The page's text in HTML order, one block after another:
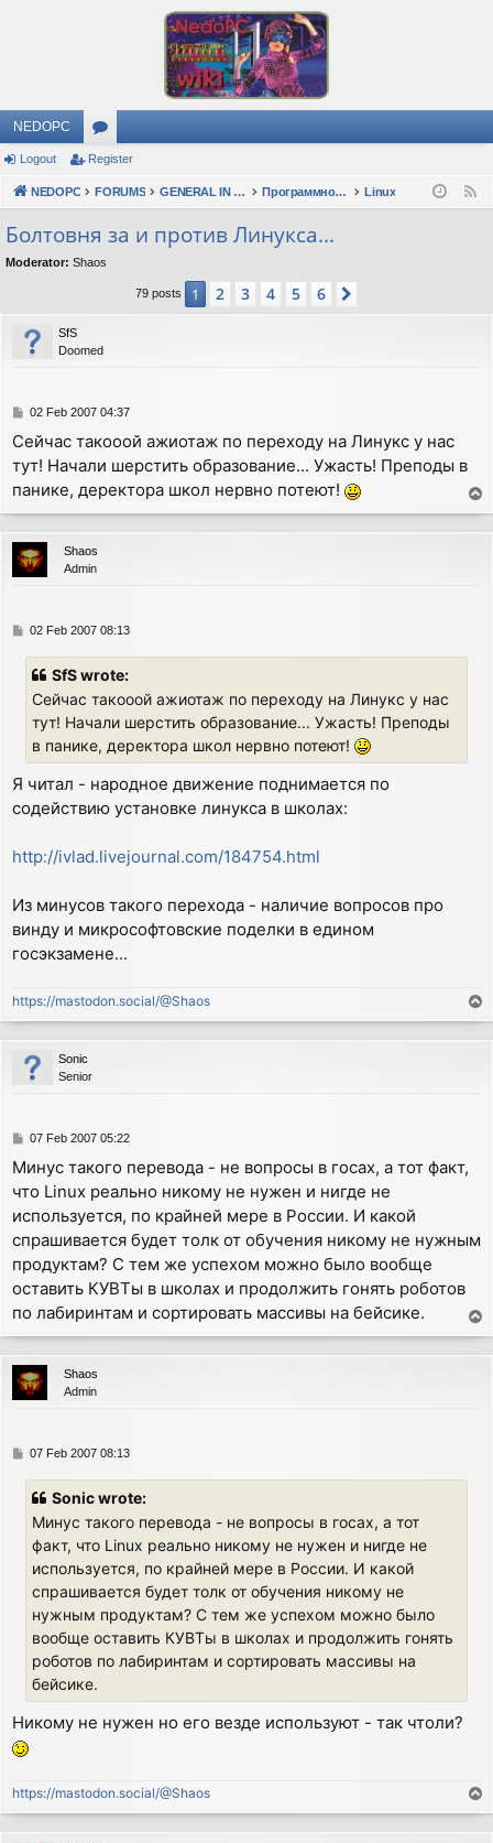
NEDOPC
or
u
s
Logout Register
NEDOPC FORUMS GENERAL IN RUSSIAN Программное обеспечение Linux
Болтовня за и против Линукса...
Moderator: Shaos
79 posts 1 2 3 4 5 6
SfS
Doomed
P
s
t
02 Feb 2007 04:37
Сейчас такооой ажиотаж по переходу на Линукс у нас
тут! Начали шерстить образование... Ужасть! Преподы в
панике, деректора школ нервно потеют!
o
p
Shaos
Admin
P02 Feb 2007 08:13
SfS wrote:
Сейчас такооой ажиотаж по переходу на Линукс у нас
тут! Начали шерстить образование... Ужасть! Преподы
в панике, деректора школ нервно потеют!
Я читал - народное движение поднимается по
содействию установке линукса в школах:
http://ivlad.livejournal.com/184754.html
Из минусов такого перехода - наличие вопросов про
винду и микрософтовские поделки в едином
госэкзамене...
https://mastodon.social/@Shaos
o
p
Sonic
Senior
P
s
t
07 Feb 2007 05:22
Минус такого перевода - не вопросы в госах, а тот факт,
что Linux реально никому не нужен и нигде не
используется, по крайней мере в России. И какой
спрашивается будет толк от обучения никому не нужным
продуктам? С тем же успехом можно было вообще
оставить КУВТы в школах и продолжить гонять роботов
по лабиринтам и сортировать массивы на бейсике.
o
p
Shaos
Admin
P07 Feb 2007 08:13
Sonic wrote:
Минус такого перевода - не вопросы в госах, а тот
факт, что Linux реально никому не нужен и нигде не
используется, по крайней мере в России. И какой
спрашивается будет толк от обучения никому не
нужным продуктам? С тем же успехом можно было
вообще оставить КУВТы в школах и продолжить гонять
роботов по лабиринтам и сортировать массивы на
бейсике.
Никому не нужен но его везде используют - так чтоли?
https://mastodon.social/@Shaos
o
p